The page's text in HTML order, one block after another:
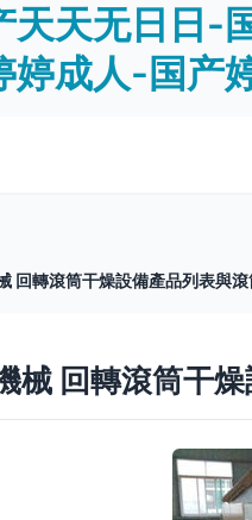
天天无日日
成人-国产
回轉滾筒干燥設備產品列表與
械 回轉滾筒干